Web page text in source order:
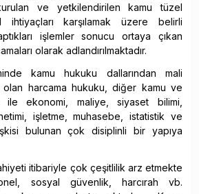
ve yetkilendirilen kamu tüzel
ihtiyaçları karşılamak üzere belirli
işlemler sonucu ortaya çıkan
olarak adlandırılmaktadır.
kamu hukuku dallarından mali
harcama hukuku, diğer kamu ve
ile ekonomi, maliye, siyaset bilimi,
işletme, muhasebe, istatistik ve
bulunan çok disiplinli bir yapıya
itibariyle çok çeşitlilik arz etmekte
sosyal güvenlik, harcırah vb.